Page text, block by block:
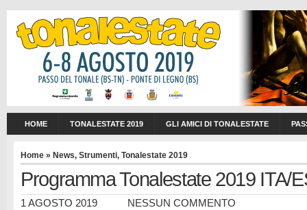
HOME TONALESTATE 2019 GLI AMICI DI TONALESTATE
Home » News, Strumenti, Tonalestate 2019
Programma Tonalestate 2019 ITA/
1 AGOSTO 2019 NESSUN COMMENTO